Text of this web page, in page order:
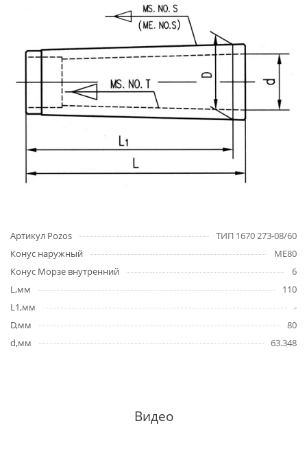
Артикул Pozos
ТИП 1670 273-08/60
Конус наружный
ME80
Конус Морзе внутренний
6
L,мм
110
L1,мм
-
D,мм
80
d,мм
63.348
Видео